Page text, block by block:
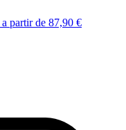
a partir de 87,90 €